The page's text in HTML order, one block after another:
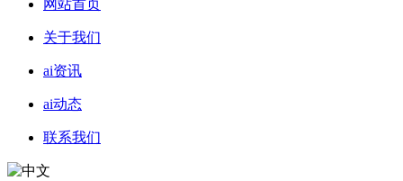
网站首页
关于我们
ai资讯
ai动态
联系我们